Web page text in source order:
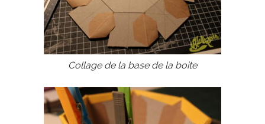
Collage de la base de la boite